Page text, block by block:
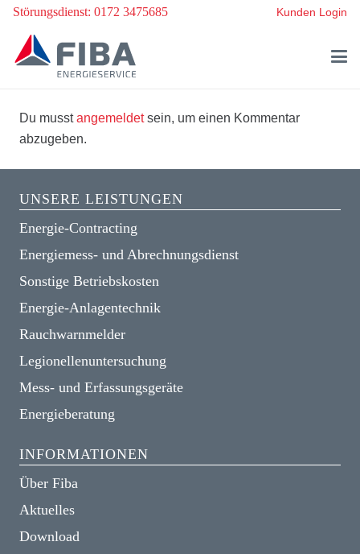
Störungsdienst: 0172 3475685 Kunden Login
Du musstangemeldetsein, um einen Kommentar
abzugeben.
UNSERE LEISTUNGEN
Energie-Contracting
Energiemess- und Abrechnungsdienst
Sonstige Betriebskosten
Energie-Anlagentechnik
Rauchwarnmelder
Legionellenuntersuchung
Mess- und Erfassungsgeräte
Energieberatung
INFORMATIONEN
Über Fiba
Aktuelles
Download